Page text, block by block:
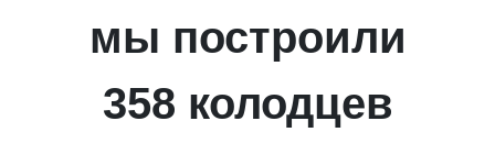
мы построили
358 колодцев